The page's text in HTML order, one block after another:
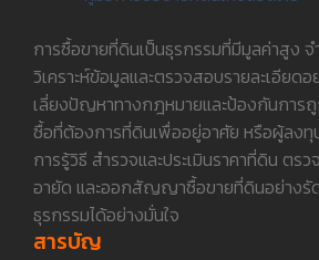
การซื้อขายที่ดินเป็นธุรกรรมที่มีมูลค่าสูง จ
วิเคราะห์ข้อมูลและตรวจสอบรายละเอียด
เลี่ยงปัญหาทางกฎหมายและป้องกันการถู
ซื้อที่ต้องการที่ดินเพื่ออยู่อาศัย หรือผู้ลงทุ
การรู้วิธี สำรวจและประเมินราคาที่ดิน ตร
อายัด และออกสัญญาซื้อขายที่ดินอย่างรั
ธุรกรรมได้อย่างมั่นใจ
สารบัญ